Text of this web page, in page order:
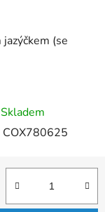
(se
Skladem
COX780625